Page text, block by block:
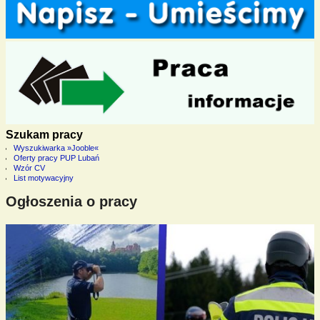
Szukam pracy
Wyszukiwarka »Jooble«
Oferty pracy PUP Lubań
Wzór CV
List motywacyjny
Ogłoszenia o pracy